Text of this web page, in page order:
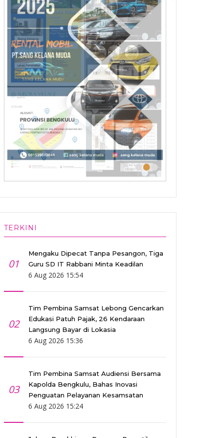
•••
TERKINI
01
Mengaku Dipecat Tanpa Pesangon, Tiga
Guru SD IT Rabbani Minta Keadilan
6 Aug 2026 15:54
02
Tim Pembina Samsat Lebong Gencarkan
Edukasi Patuh Pajak, 26 Kendaraan
Langsung Bayar di Lokasia
6 Aug 2026 15:36
03
Tim Pembina Samsat Audiensi Bersama
Kapolda Bengkulu, Bahas Inovasi
Penguatan Pelayanan Kesamsatan
6 Aug 2026 15:24